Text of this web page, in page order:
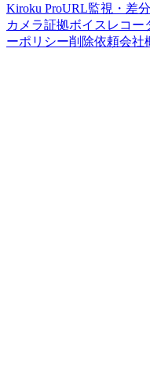
Kiroku ProURL監視・差分
カメラ証拠ボイスレコー
ーポリシー削除依頼会社